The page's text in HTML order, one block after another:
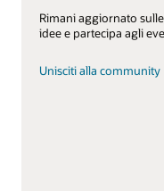
Rimani aggiornato
idee e partecipa agli
Unisciti alla community